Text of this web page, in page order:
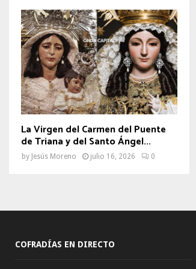
La Virgen del Carmen del Puente
de Triana y del Santo Ángel...
by Jesús Moreno julio 16, 2026 0
COFRADÍAS EN DIRECTO